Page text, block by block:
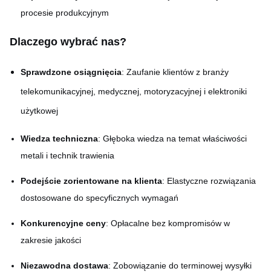
procesie produkcyjnym
Dlaczego wybrać nas?
Sprawdzone osiągnięcia: Zaufanie klientów z branży
telekomunikacyjnej, medycznej, motoryzacyjnej i elektroniki
użytkowej
Wiedza techniczna: Głęboka wiedza na temat właściwości
metali i technik trawienia
Podejście zorientowane na klienta: Elastyczne rozwiązania
dostosowane do specyficznych wymagań
Konkurencyjne ceny: Opłacalne bez kompromisów w
zakresie jakości
Niezawodna dostawa: Zobowiązanie do terminowej wysyłki